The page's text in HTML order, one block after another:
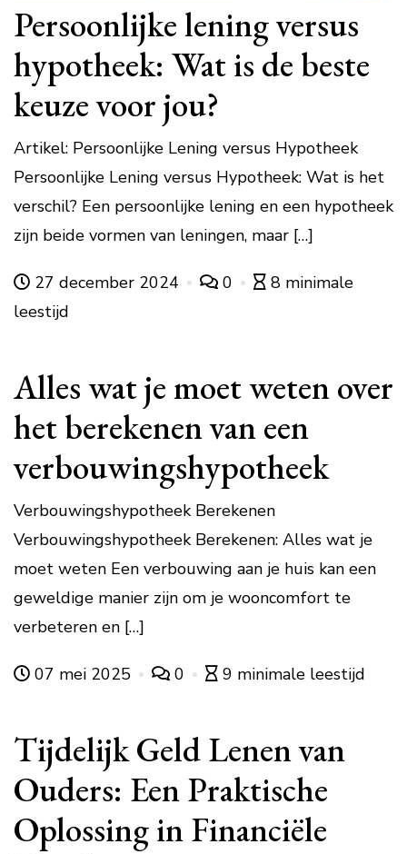
Persoonlijke lening versus
hypotheek: Wat is de beste
keuze voor jou?
Artikel: Persoonlijke Lening versus Hypotheek
Persoonlijke Lening versus Hypotheek: Wat is het
verschil? Een persoonlijke lening en een hypotheek
zijn beide vormen van leningen, maar […]
27 december 2024 0
8 minimale
leestijd
Alles wat je moet weten over
het berekenen van een
verbouwingshypotheek
Verbouwingshypotheek Berekenen
Verbouwingshypotheek Berekenen: Alles wat je
moet weten Een verbouwing aan je huis kan een
geweldige manier zijn om je wooncomfort te
verbeteren en […]
07 mei 2025 0 9 minimale leestijd
Tijdelijk Geld Lenen van
Ouders: Een Praktische
Oplossing in Financiële